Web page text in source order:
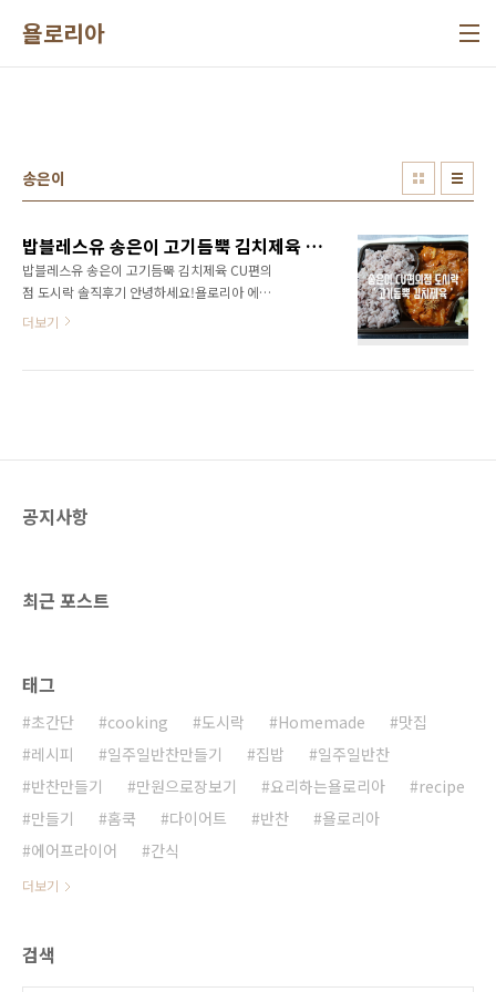
욜로리아
송은이
밥블레스유 송은이 고기듬뿍 김치제육 CU편의점 도시락 솔직후기
밥블레스유 송은이 고기듬뿍 김치제육 CU편의
점 도시락 솔직후기 안녕하세요!욜로리아 에요.
Olive 밥블레스유 네여자들의 최화정 이영자 송
가격 : 3,800원 (T멤버십 300원할인 3,500원)
안전하다는 안내문이..
더보기
공지사항
최근 포스트
태그
초간단 cooking 도시락 Homemade
맛집
레시피
일주일반찬만들기 집밥
일주일반찬
반찬만들기
만원으로장보기 요리하는욜로리아
recipe
만들기
홈쿡 다이어트 반찬
욜로리아
에어프라이어
간식
더보기
검색